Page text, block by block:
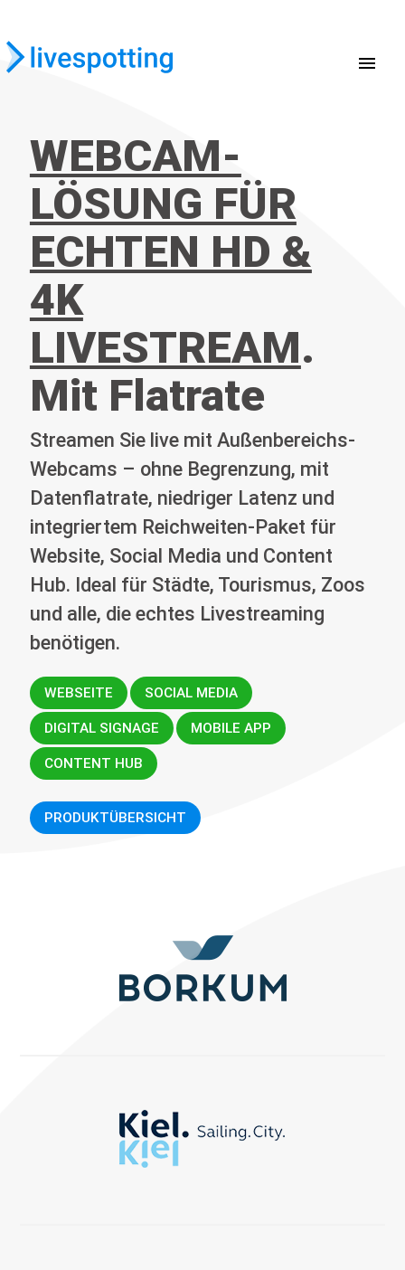
menu
WEBCAM-
LÖSUNG FÜR
ECHTEN HD &
4K
LIVESTREAM.
Mit Flatrate
Streamen Sie live mit Außenbereichs-
Webcams – ohne Begrenzung, mit
Datenflatrate, niedriger Latenz und
integriertem Reichweiten-Paket für
Website, Social Media und Content
Hub. Ideal für Städte, Tourismus, Zoos
und alle, die echtes Livestreaming
benötigen.
WEBSEITE SOCIAL MEDIA
DIGITAL SIGNAGE MOBILE APP
CONTENT HUB
PRODUKTÜBERSICHT